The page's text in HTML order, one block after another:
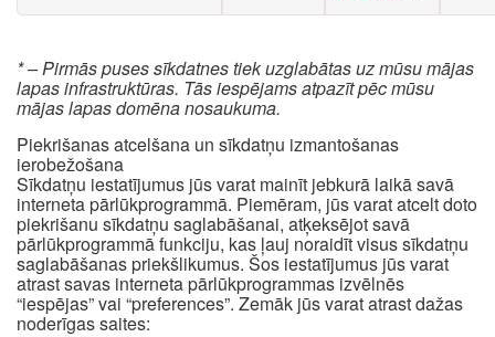
* – Pirmās puses sīkdatnes tiek uzglabātas uz mūsu mājas
lapas infrastruktūras. Tās iespējams atpazīt pēc mūsu
mājas lapas domēna nosaukuma.
Piekrišanas atcelšana un sīkdatņu izmantošanas
ierobežošana
Sīkdatņu iestatījumus jūs varat mainīt jebkurā laikā savā
interneta pārlūkprogrammā. Piemēram, jūs varat atcelt doto
piekrišanu sīkdatņu saglabāšanai, atķeksējot savā
pārlūkprogrammā funkciju, kas ļauj noraidīt visus sīkdatņu
saglabāšanas priekšlikumus. Šos iestatījumus jūs varat
atrast savas interneta pārlūkprogrammas izvēlnēs
“iespējas” vai “preferences”. Zemāk jūs varat atrast dažas
noderīgas saites: